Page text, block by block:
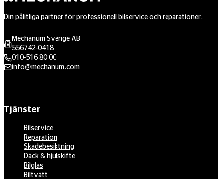
Din pålitliga partner för professionell bilservice och reparationer.
Mechanum Sverige AB
556742-0418
010-516 80 00
info@mechanum.com
Tjänster
Bilservice
Reparation
Skadebesiktning
Däck & hjulskifte
Bilglas
Biltvätt